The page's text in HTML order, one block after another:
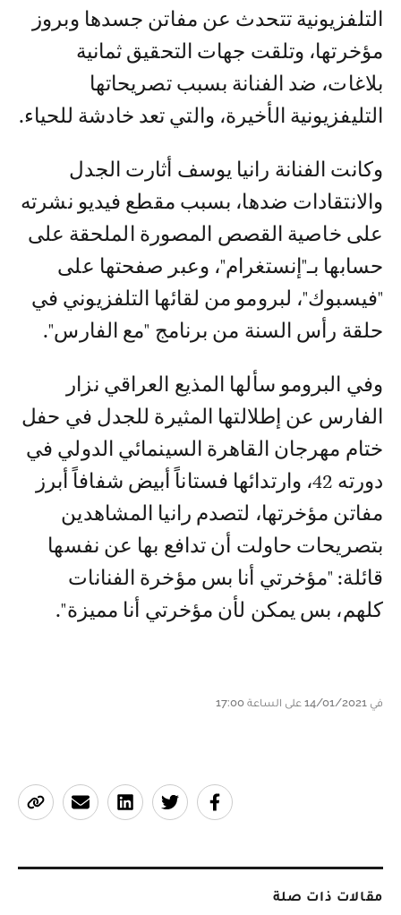
التلفزيونية تتحدث عن مفاتن جسدها وبروز
مؤخرتها، وتلقت جهات التحقيق ثمانية
بلاغات، ضد الفنانة بسبب تصريحاتها
التليفزيونية الأخيرة، والتي تعد خادشة للحياء.
وكانت الفنانة رانيا يوسف أثارت الجدل
والانتقادات ضدها، بسبب مقطع فيديو نشرته
على خاصية القصص المصورة الملحقة على
حسابها بـ"إنستغرام"، وعبر صفحتها على
"فيسبوك"، لبرومو من لقائها التلفزيوني في
حلقة رأس السنة من برنامج "مع الفارس".
وفي البرومو سألها المذيع العراقي نزار
الفارس عن إطلالتها المثيرة للجدل في حفل
ختام مهرجان القاهرة السينمائي الدولي في
دورته 42، وارتدائها فستاناً أبيض شفافاً أبرز
مفاتن مؤخرتها، لتصدم رانيا المشاهدين
بتصريحات حاولت أن تدافع بها عن نفسها
قائلة: "مؤخرتي أنا بس مؤخرة الفنانات
كلهم، بس يمكن لأن مؤخرتي أنا مميزة".
في 14/01/2021 على الساعة 17:00
مقالات ذات صلة